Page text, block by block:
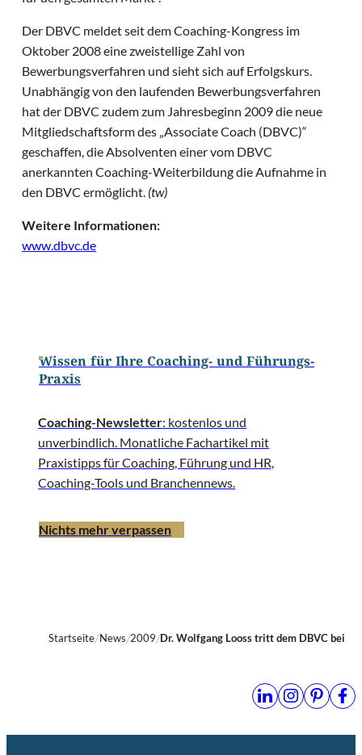
Der DBVC meldet seit dem Coaching-Kongress im
Oktober 2008 eine zweistellige Zahl von
Bewerbungsverfahren und sieht sich auf Erfolgskurs.
Unabhängig von den laufenden Bewerbungsverfahren
hat der DBVC zudem zum Jahresbeginn 2009 die neue
Mitgliedschaftsform des „Associate Coach (DBVC)“
geschaffen, die Absolventen einer vom DBVC
anerkannten Coaching-Weiterbildung die Aufnahme in
den DBVC ermöglicht. (tw)
Weitere Informationen:
www.dbvc.de
Wissen für Ihre Coaching- und Führungs-
Praxis
Coaching-Newsletter: kostenlos und
unverbindlich. Monatliche Fachartikel mit
Praxistipps für Coaching, Führung und HR,
Coaching-Tools und Branchennews.
Nichts mehr verpassen
Startseite News 2009 Dr. Wolfgang Looss tritt dem DBVC bei